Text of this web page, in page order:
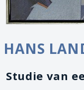
HANS
Studie van